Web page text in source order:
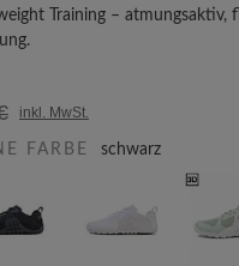
Training – atmungsaktiv,
inkl. MwSt.
FARBE schwarz